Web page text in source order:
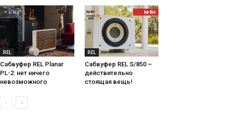
REL
Сабвуфер REL Planar
PL-2: нет ничего
невозможного
REL
Сабвуфер REL S/850 –
действительно
стоящая вещь!